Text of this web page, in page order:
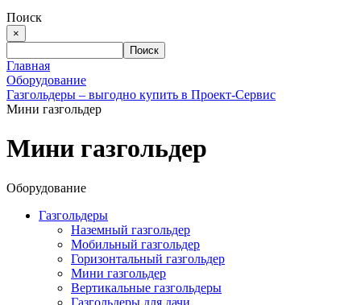
Поиск
×
Главная
Оборудование
Газгольдеры – выгодно купить в Проект-Сервис
Мини газгольдер
Мини газгольдер
Оборудование
Газгольдеры
Наземный газгольдер
Мобильный газгольдер
Горизонтальный газгольдер
Мини газгольдер
Вертикальные газгольдеры
Газгольдеры для дачи